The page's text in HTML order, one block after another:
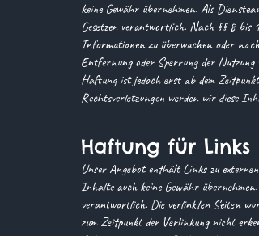
keine Gewähr übernehmen. Als
Gesetzen verantwortlich. Nach §§ 8
Informationen zu überwachen oder
Entfernung oder Sperrung der Nutzung
Haftung ist jedoch erst ab dem
Rechtsverletzungen werden wir diese
Haftung für Links
Unser Angebot enthält Links zu
Inhalte auch keine Gewähr
verantwortlich. Die verlinkten Seiten
zum Zeitpunkt der Verlinkung nicht